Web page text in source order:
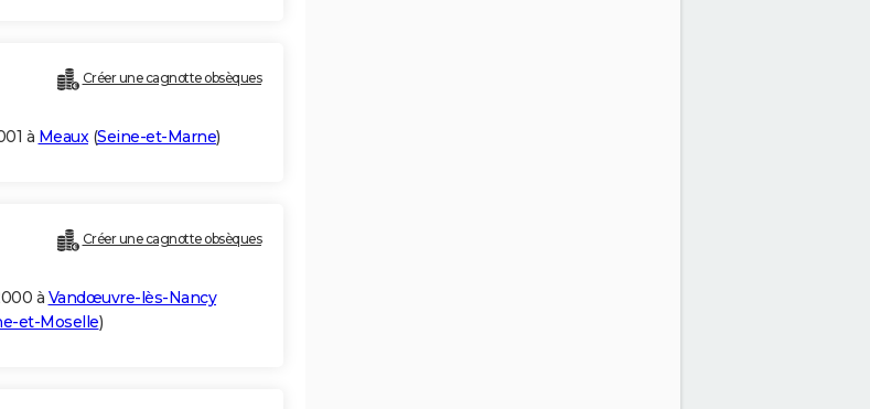
Créer une cagnotte obsèques
à Meaux(Seine-et-Marne)
Créer une cagnotte obsèques
à Vandœuvre-lès-Nancy
et-Moselle)